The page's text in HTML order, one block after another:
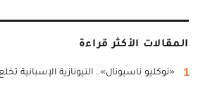
المقالات الأكثر قراءة
1 «نوكليو ناسيونال».. النيونازية الإسبانية